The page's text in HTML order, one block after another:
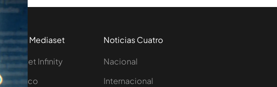
Más de Mediaset
Mediaset Infinity
Telecinco
Noticias Cuatro
Nacional
Internacional